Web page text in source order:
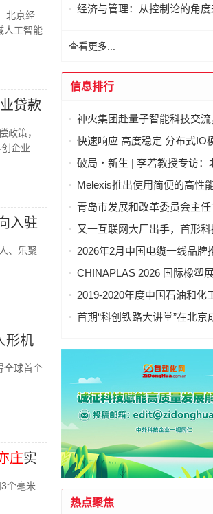
北京经
人工智能
贷款
政策，
企业
入驻
、乐聚
形机
全球首个
庄实
个毫米
经济与管理：从控制论的角
查看更多...
信息排行
神火集团赴量子智能科技交
能化矿山新未来
快速响应 高度稳定 分布式IO
池制造的优势揭秘 | 支持
EtherCAT、Ethernet/IP、
种协议
破局・新生 | 李若教授专访：
打破 30 年垄断，国产科学计
Melexis推出使用简便的高性
芯片，助力三相风扇实现快
青岛市发展和改革委员会主
到国创中心调研指导
又一互联网大厂出手，首形
一轮数亿元A1轮融资｜人脸
2026年2月中国电缆一线品牌
防火电缆国内一线品牌推荐
CHINAPLAS 2026 国际橡塑
幕！5,000余家全球展商共塑
2019-2020年度中国石油和化
行业科学技术奖拟授奖公示
首期“科创铁路大讲堂”在北京
人工智能驱动新一代技术变
热点聚焦